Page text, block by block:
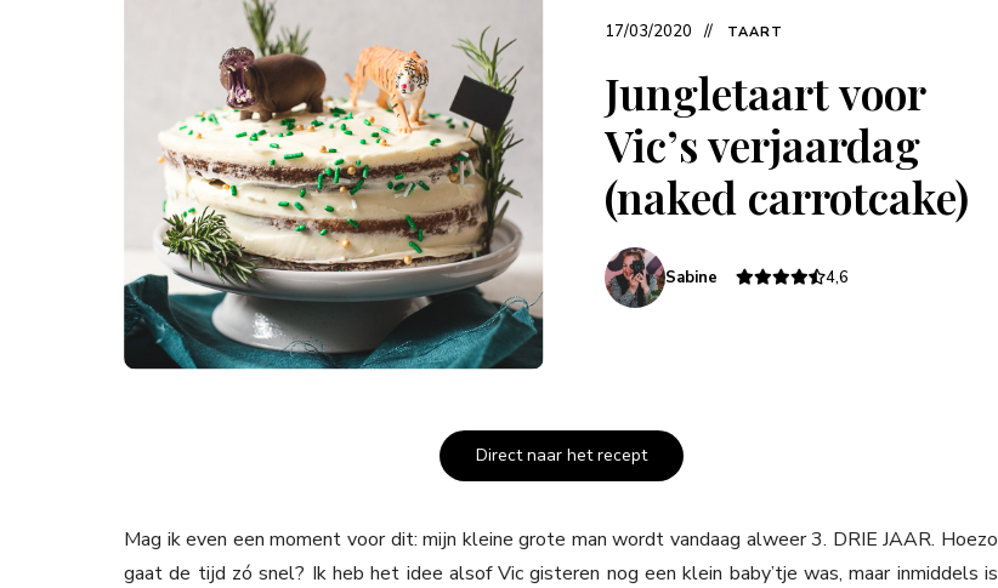
17/03/2020 TAART
Jungletaart voor
Vic’s verjaardag
(naked carrotcake)
Sabine 4,6
Direct naar het recept
Mag ik even een moment voor dit: mijn kleine grote man wordt vandaag alweer 3. DRIE JAAR. Hoezo
gaat de tijd zó snel? Ik heb het idee alsof Vic gisteren nog een klein baby’tje was, maar inmiddels is